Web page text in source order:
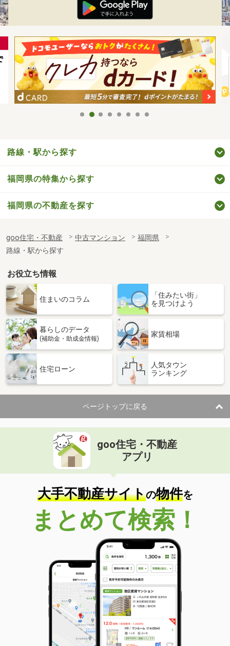
路線・駅から探す
福岡県の特集から探す
福岡県の不動産を探す
goo住宅・不動産 中古マンション
福岡県
路線・駅から探す
お役立ち情報
住まいのコラム
「住みたい街」
を見つけよう
暮らしのデータ
(補助金・助成金情報)
家賃相場
住宅ローン
人気タウン
ランキング
ページトップに戻る
goo住宅・不動産
アプリ
大手不動産サイトの物件を
まとめて検索！